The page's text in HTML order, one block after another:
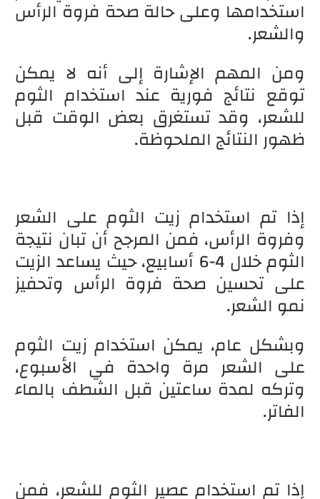
استخدامها وعلى حالة صحة فروة الرأس
والشعر.
ومن المهم الإشارة إلى أنه لا يمكن
توقع نتائج فورية عند استخدام الثوم
للشعر، وقد تستغرق بعض الوقت قبل
ظهور النتائج الملحوظة.
إذا تم استخدام زيت الثوم على الشعر
وفروة الرأس، فمن المرجح أن تبان نتيجة
الثوم خلال 4-6 أسابيع، حيث يساعد الزيت
على تحسين صحة فروة الرأس وتحفيز
نمو الشعر.
وبشكل عام، يمكن استخدام زيت الثوم
على الشعر مرة واحدة في الأسبوع،
وتركه لمدة ساعتين قبل الشطف بالماء
الفاتر.
إذا تم استخدام عصير الثوم للشعر، فمن